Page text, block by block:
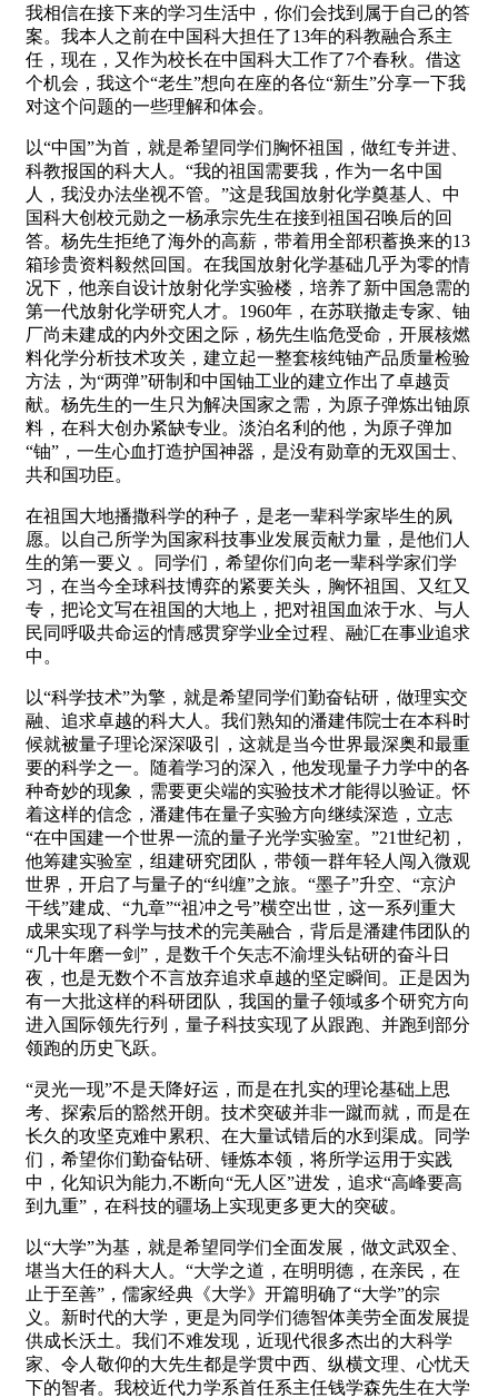
我相信在接下来的学习生活中，你们会找到属于自己的答
案。我本人之前在中国科大担任了13年的科教融合系主
任，现在，又作为校长在中国科大工作了7个春秋。借这
个机会，我这个“老生”想向在座的各位“新生”分享一下我
对这个问题的一些理解和体会。
以“中国”为首，就是希望同学们胸怀祖国，做红专并进、
科教报国的科大人。“我的祖国需要我，作为一名中国
人，我没办法坐视不管。”这是我国放射化学奠基人、中
国科大创校元勋之一杨承宗先生在接到祖国召唤后的回
答。杨先生拒绝了海外的高薪，带着用全部积蓄换来的13
箱珍贵资料毅然回国。在我国放射化学基础几乎为零的情
况下，他亲自设计放射化学实验楼，培养了新中国急需的
第一代放射化学研究人才。1960年，在苏联撤走专家、铀
厂尚未建成的内外交困之际，杨先生临危受命，开展核燃
料化学分析技术攻关，建立起一整套核纯铀产品质量检验
方法，为“两弹”研制和中国铀工业的建立作出了卓越贡
献。杨先生的一生只为解决国家之需，为原子弹炼出铀原
料，在科大创办紧缺专业。淡泊名利的他，为原子弹加
“铀”，一生心血打造护国神器，是没有勋章的无双国士、
共和国功臣。
在祖国大地播撒科学的种子，是老一辈科学家毕生的夙
愿。以自己所学为国家科技事业发展贡献力量，是他们人
生的第一要义 。同学们，希望你们向老一辈科学家们学
习，在当今全球科技博弈的紧要关头，胸怀祖国、又红又
专，把论文写在祖国的大地上，把对祖国血浓于水、与人
民同呼吸共命运的情感贯穿学业全过程、融汇在事业追求
中。
以“科学技术”为擎，就是希望同学们勤奋钻研，做理实交
融、追求卓越的科大人。我们熟知的潘建伟院士在本科时
候就被量子理论深深吸引，这就是当今世界最深奥和最重
要的科学之一。随着学习的深入，他发现量子力学中的各
种奇妙的现象，需要更尖端的实验技术才能得以验证。怀
着这样的信念，潘建伟在量子实验方向继续深造，立志
“在中国建一个世界一流的量子光学实验室。”21世纪初，
他筹建实验室，组建研究团队，带领一群年轻人闯入微观
世界，开启了与量子的“纠缠”之旅。“墨子”升空、“京沪
干线”建成、“九章”“祖冲之号”横空出世，这一系列重大
成果实现了科学与技术的完美融合，背后是潘建伟团队的
“几十年磨一剑”，是数千个矢志不渝埋头钻研的奋斗日
夜，也是无数个不言放弃追求卓越的坚定瞬间。正是因为
有一大批这样的科研团队，我国的量子领域多个研究方向
进入国际领先行列，量子科技实现了从跟跑、并跑到部分
领跑的历史飞跃。
“灵光一现”不是天降好运，而是在扎实的理论基础上思
考、探索后的豁然开朗。技术突破并非一蹴而就，而是在
长久的攻坚克难中累积、在大量试错后的水到渠成。同学
们，希望你们勤奋钻研、锤炼本领，将所学运用于实践
中，化知识为能力,不断向“无人区”进发，追求“高峰要高
到九重”，在科技的疆场上实现更多更大的突破。
以“大学”为基，就是希望同学们全面发展，做文武双全、
堪当大任的科大人。“大学之道，在明明德，在亲民，在
止于至善”，儒家经典《大学》开篇明确了“大学”的宗
义。新时代的大学，更是为同学们德智体美劳全面发展提
供成长沃土。我们不难发现，近现代很多杰出的大科学
家、令人敬仰的大先生都是学贯中西、纵横文理、心忧天
下的智者。我校近代力学系首任系主任钱学森先生在大学